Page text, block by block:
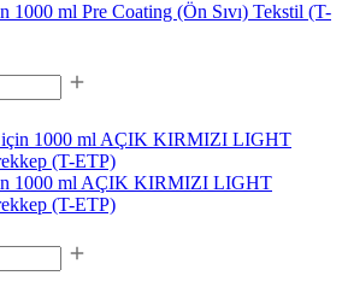
1000 ml Pre Coating (Ön Sıvı) Tekstil (T-
1000 ml AÇIK KIRMIZI LIGHT
(T-ETP)